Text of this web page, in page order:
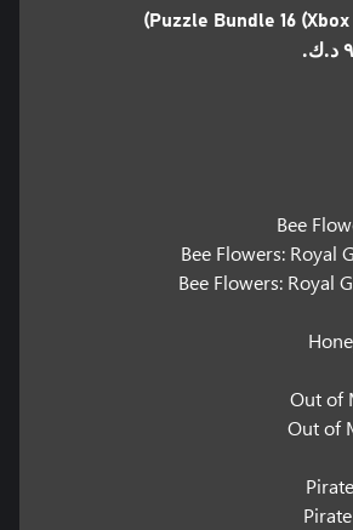
Puzzle Bundle 16 (Xbox
Bee
Bee Flowers: Royal
Bee Flowers: Royal
Out of
Out of